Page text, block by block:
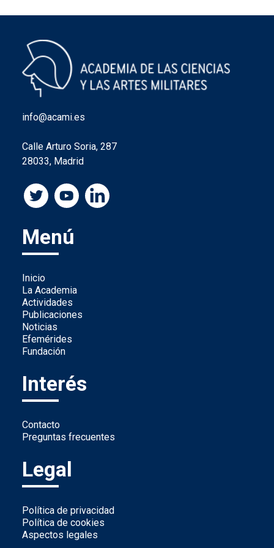
info@acami.es
Calle Arturo Soria, 287
28033, Madrid
Menú
Inicio
La Academia
Actividades
Publicaciones
Noticias
Efemérides
Fundación
Interés
Contacto
Preguntas frecuentes
Legal
Política de privacidad
Política de cookies
Aspectos legales